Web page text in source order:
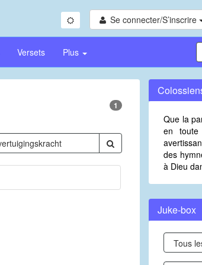
Se connecter/S’inscrire
Versets Plus
1
Que la
en toute
des
à Dieu
Juke-box